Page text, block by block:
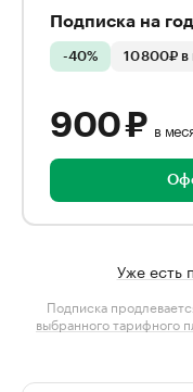
Подписка на год
-40% 10 800₽ в
900 ₽ в
Уже есть
Подписка
выбранного тарифного